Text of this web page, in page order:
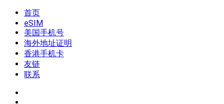
Skip
content
我是王掌柜
新闻酸菜馆|极客电台|自媒体联盟
首页
eSIM
美国手机号
海外地址证明
香港手机卡
友链
联系